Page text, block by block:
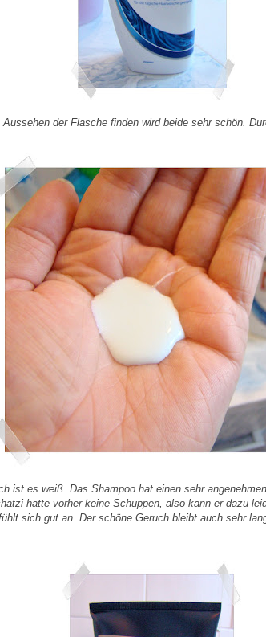
der Flasche finden wird beide sehr schön.
ist es weiß. Das Shampoo hat einen sehr
hatte vorher keine Schuppen, also kann er dazu
sich gut an. Der schöne Geruch bleibt auch sehr